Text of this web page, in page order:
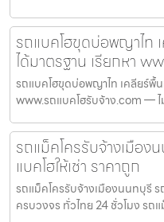
รถแบคโฮขุดบ่อพญาไท
ได้มาตรฐาน เรียกหา
รถแบคโฮขุดบ่อพญาไท เคลียร์พื้
www.รถแบคโฮรับจ้าง.com —
รถแม็คโครรับจ้างเมือง
แบคโฮให้เช่า ราคาถูก
รถแม็คโครรับจ้างเมืองนนทบุรี ร
ครบวงจร ทั่วไทย 24 ชั่วโมง รถ